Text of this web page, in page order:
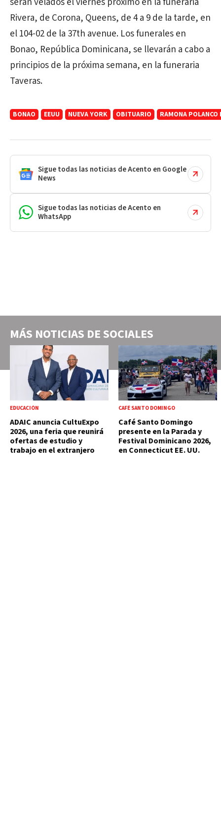
Rivera, de Corona, Queens, de 4 a 9 de la tarde, en
el 104-02 de la 37th avenue. Los funerales en
Bonao, República Dominicana, se llevarán a cabo a
principios de la próxima semana, en la funeraria
Taveras.
BONAO EEUU NUEVA YORK OBITUARIO RAMONA POLANCO
Sigue todas las noticias de Acento en Google
News
Sigue todas las noticias de Acento en
WhatsApp
MÁS NOTICIAS DESOCIALES
EDUCACIÓN
ADAIC anuncia CultuExpo
2026, una feria que reunirá
ofertas de estudio y
trabajo en el extranjero
CAFÉ SANTO DOMINGO
Café Santo Domingo
presente en la Parada y
Festival Dominicano 2026,
en Connecticut EE. UU.